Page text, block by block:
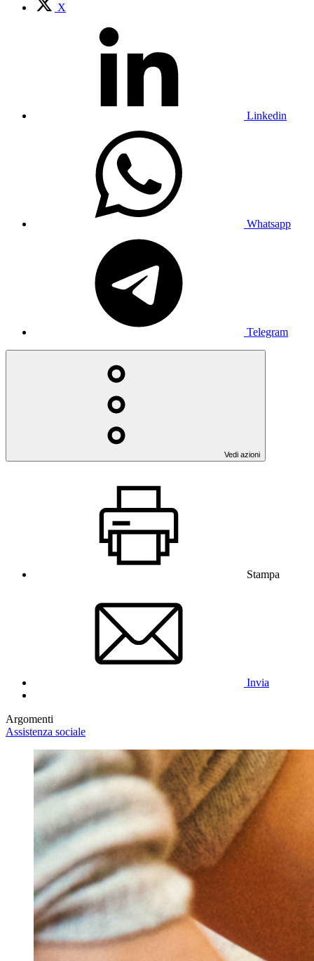
X
Linkedin
Whatsapp
Telegram
Vedi azioni
Stampa
Invia
Argomenti
Assistenza sociale